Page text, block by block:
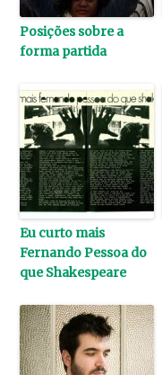
Posições sobre a
forma partida
Eu curto mais
Fernando Pessoa do
que Shakespeare